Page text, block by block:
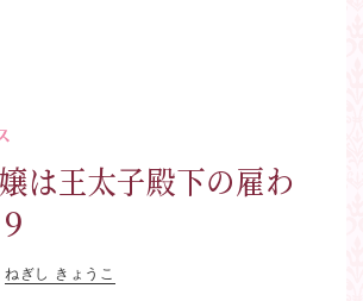
は王太子殿下の雇わ
ねぎし きょうこ